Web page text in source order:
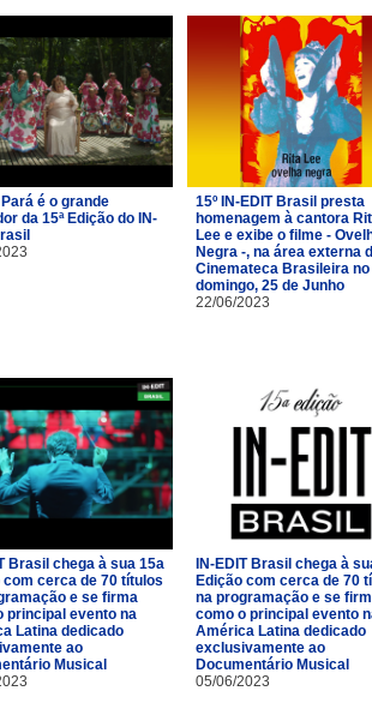
é o grande
da 15ª Edição do IN-
15º IN-EDIT Brasil presta
homenagem à cantora
Lee e exibe o filme -
Negra -, na área externa
Cinemateca Brasileira no
domingo, 25 de Junho
22/06/2023
Brasil chega à sua 15a
com cerca de 70 títulos
e se firma
principal evento na
Latina dedicado
ao
Musical
IN-EDIT Brasil chega à
Edição com cerca de 70
na programação e se
como o principal evento
América Latina dedicado
exclusivamente ao
Documentário Musical
05/06/2023